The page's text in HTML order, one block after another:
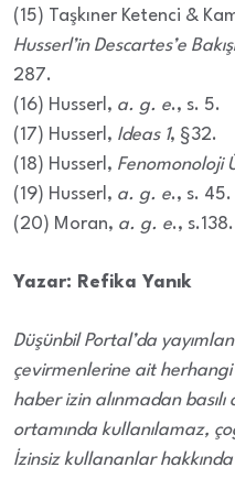
(15) Taşkıner Ketenci &
Husserl’in Descartes’e Bakışı
287.
(16) Husserl, a. g. e., s. 5.
(17) Husserl, Ideas 1, §32.
(18) Husserl, Fenomonoloji
(19) Husserl, a. g. e., s. 45.
(20) Moran, a. g. e., s.138.
Yazar: Refika Yanık
Düşünbil Portal’da
çevirmenlerine ait
haber izin alınmadan
ortamında kullanılamaz,
İzinsiz kullananlar